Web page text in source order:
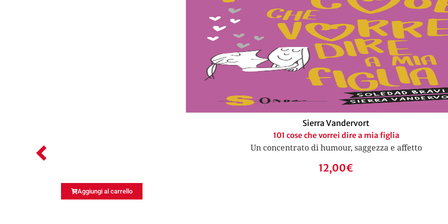
Sierra Vandervort
101 cose che vorrei dire a mia figlia
Un concentrato di humour, saggezza e affetto
12,00€
Aggiungi al carrello